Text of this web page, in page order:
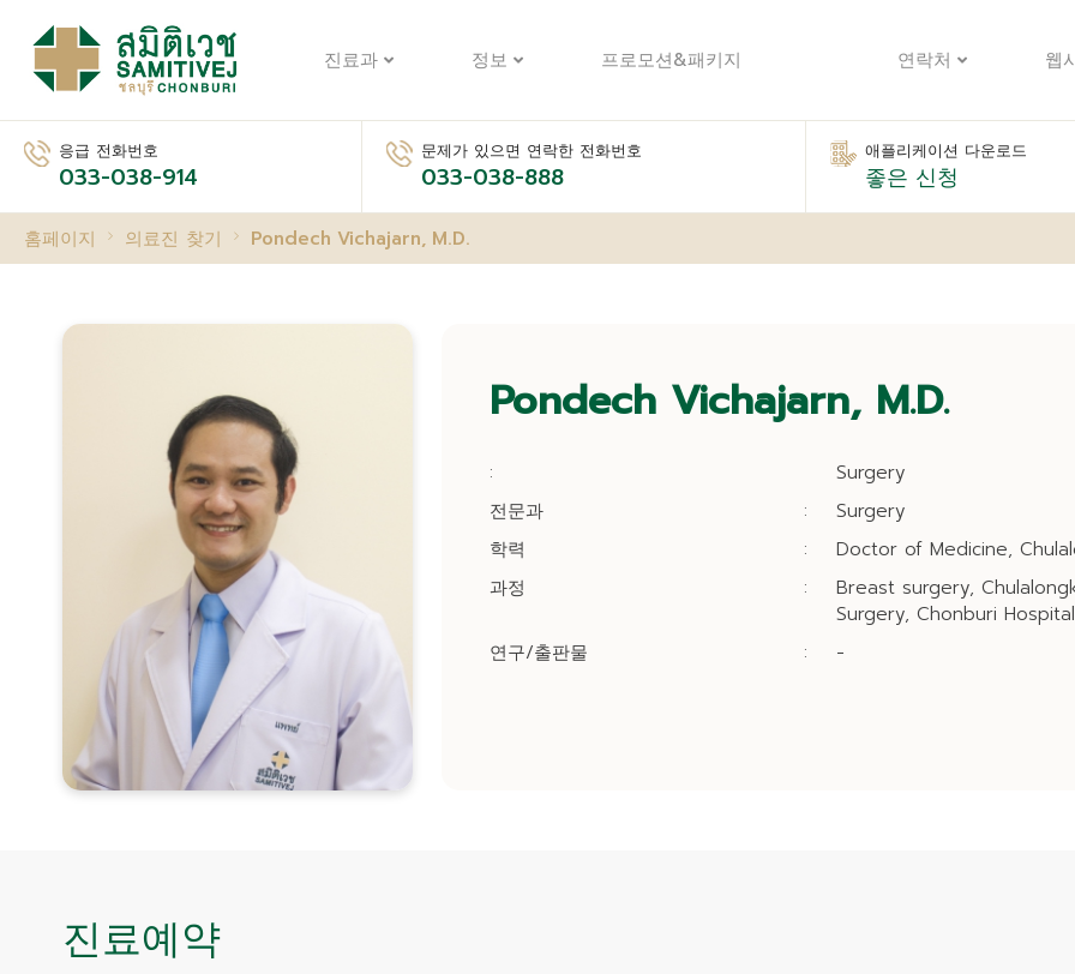
진료과 정보 프로모션&패키지 연락처 웹
응급 전화번호
033-038-914
문제가 있으면 연락한 전화번호
033-038-888
애플리케이션 다운로드
좋은 신청
홈페이지 의료진 찾기 Pondech Vichajarn, M.D.
Pondech Vichajarn, M.D.
:
Surgery
전문과
:
Surgery
학력
:
Doctor of Medicine,
과정
:
Breast surgery,
Surgery, Chonburi
연구/출판물
: -
진료예약